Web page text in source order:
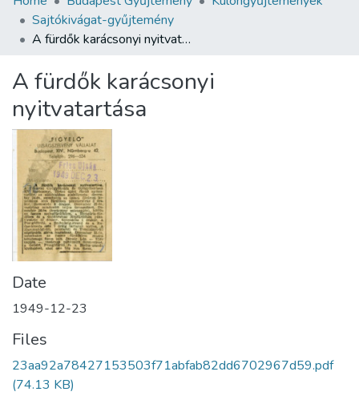
All of DSpace
About us
Sajtókivágat-gyűjtemény
A fürdők karácsonyi nyitvatartása
A fürdők karácsonyi
nyitvatartása
Date
1949-12-23
Files
23aa92a78427153503f71abfab82dd6702967d59.pdf
(74.13 KB)